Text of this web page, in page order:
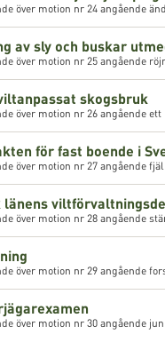
över motion nr 24 angående
av sly och buskar
över motion nr 25 angående
skogsbruk
över motion nr 26 angående
för fast boende i
över motion nr 27 angående
länens
över motion nr 28 angående
över motion nr 29 angående
över motion nr 30 angående